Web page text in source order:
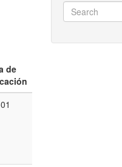
de
Search
Search